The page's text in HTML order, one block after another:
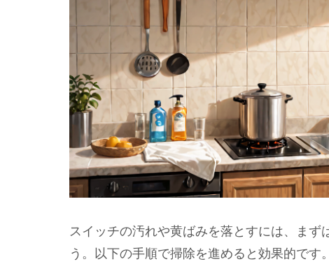
スイッチの汚れや黄ばみを落とすには、まず
う。以下の手順で掃除を進めると効果的です。